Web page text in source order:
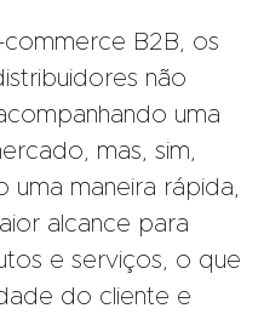
B2B, os
não
uma
mas, sim,
uma maneira rápida,
alcance para
e serviços, o que
do cliente e